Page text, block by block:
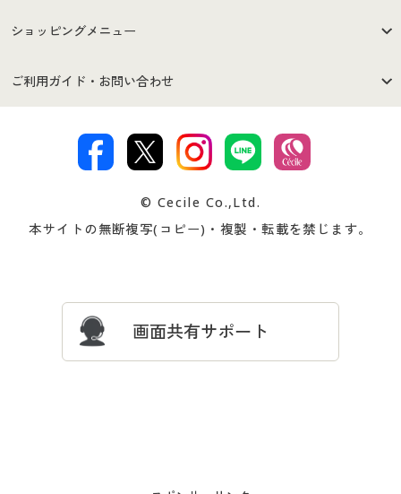
はじめての方へ
セシールご利用規約
著作権・商標について 会社案内
ショッピングメニュー
商品カテゴリ
プレゼント＆キャンペーン サイトマップ
ご利用ガイド・お問い合わせ
交換・返品は お支払は
ついて
忘れの場合
© Cecile Co.,Ltd.
本サイトの無断複写(コピー)・複製・転載を禁じます。
画面共有サポート